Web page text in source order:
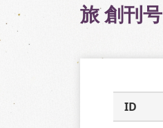
旅 創刊号
ID